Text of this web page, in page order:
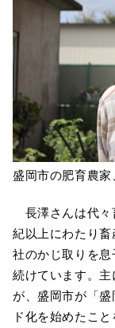
盛岡市の肥育農
長澤さんは代々
紀以上にわたり
社のかじ取りを
続けています。
が、盛岡市が「
ド化を始めたこ